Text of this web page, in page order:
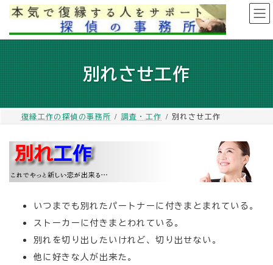
ン
ツ
へ
ス
キ
ッ
ー
シ
ョ
ン
に
移
別れさせ工作
復縁工作の探偵の事務所 調査・工作 別れさせ工作
いつまでも別れたパートナーに付きまとまれている。
ストーカーに付きまとわれている。
別れを切り出したいけれど、切り出せない。
他に好きな人が出来た。